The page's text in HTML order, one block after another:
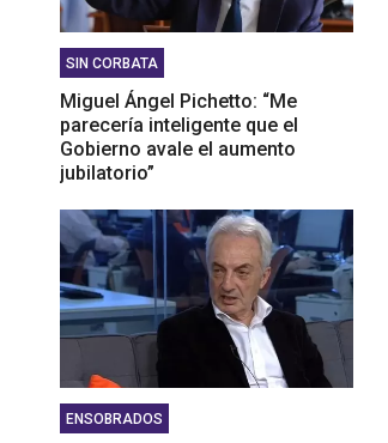
SIN CORBATA
Miguel Ángel Pichetto: “Me
parecería inteligente que el
Gobierno avale el aumento
jubilatorio”
ENSOBRADOS